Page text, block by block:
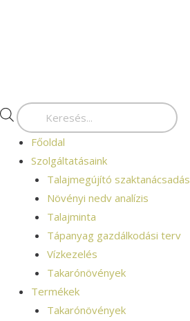
Főoldal
Szolgáltatásaink
Talajmegújító szaktanácsadás
Növényi nedv analízis
Talajminta
Tápanyag gazdálkodási terv
Vízkezelés
Takarónövények
Termékek
Takarónövények